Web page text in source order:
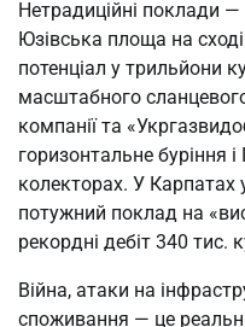
Нетрадиційні поклади
Юзівська площа на
потенціал у трильйони
масштабного
компанії та
горизонтальне буріння
колекторах. У Карпатах
потужний поклад на
рекордні дебіт 340 тис.
Війна, атаки на
споживання — це